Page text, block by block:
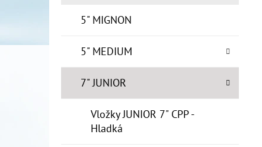
5" MIGNON
5" MEDIUM
7" JUNIOR
Vložky JUNIOR 7" CPP -
Hladká